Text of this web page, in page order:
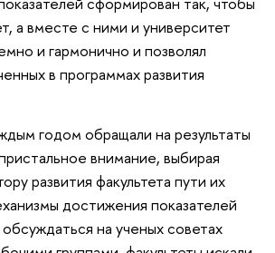
а вместе с ними и университет
и гармонично и позволял
в программах развития
годом обращали на результаты
внимание, выбирая
развития факультета пути их
достижения показателей
на ученых советах